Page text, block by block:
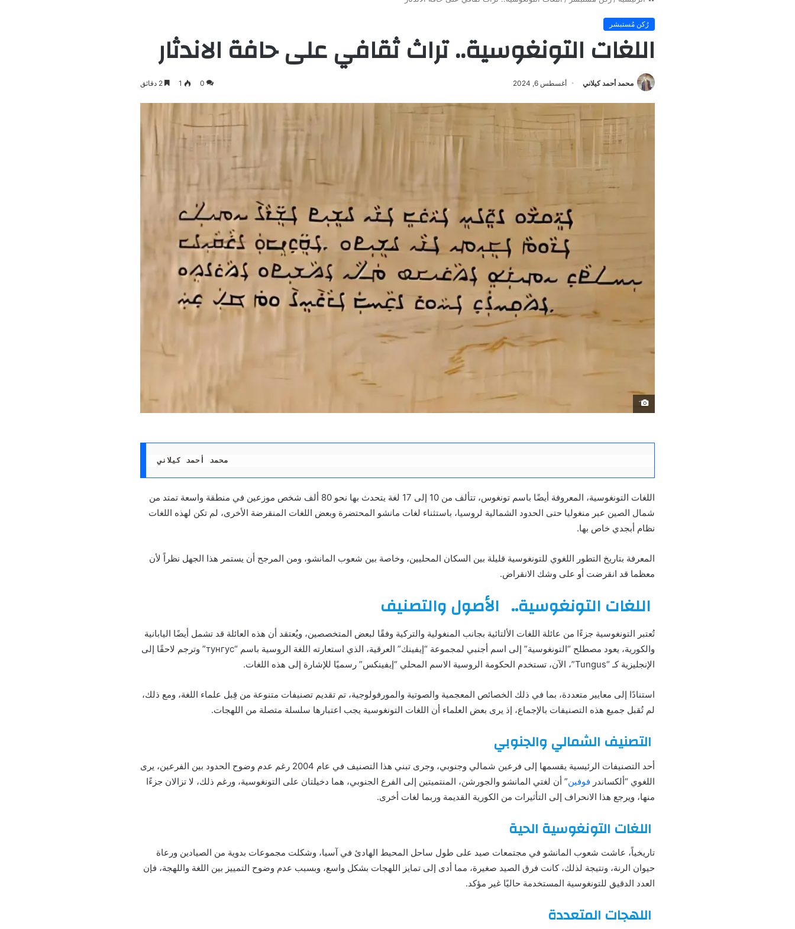
رُكن مُستبشر
اللغات التونغوسية.. تراث ثقافي على حافة الاندثار
محمد أحمد كيلاني أغسطس 6, 2024 0
1
َ
اللغات التونغوسية، المعروفة أيضًا باسم تونغوس، تتألف من 10 إلى 17 لغة يتحدث بها نحو 80 ألف شخص موزعين في منطقة واسعة تمتد من
شمال الصين عبر منغوليا حتى الحدود الشمالية لروسيا، باستثناء لغات مانشو المحتضرة وبعض اللغات المنقرضة الأخرى، لم تكن لهذه اللغات
نظام أبجدي خاص بها.
المعرفة بتاريخ التطور اللغوي للتونغوسية قليلة بين السكان المحليين، وخاصة بين شعوب المانشو، ومن المرجح أن يستمر هذا الجهل نظراً لأن
معظما قد انقرضت أو على وشك الانقراض.
اللغات التونغوسية.. الأصول والتصنيف
تُعتبر التونغوسية جزءًا من عائلة اللغات الألتائية بجانب المنغولية والتركية وفقًا لبعض المتخصصين، ويُعتقد أن هذه العائلة قد تشمل أيضًا اليابانية
والكورية، يعود مصطلح “التونغوسية” إلى اسم أجنبي لمجموعة “إيفينك” العرقية، الذي استعارته اللغة الروسية باسم “тунгус” وترجم لاحقًا إلى
الإنجليزية كـ “Tungus”، الآن، تستخدم الحكومة الروسية الاسم المحلي “إيفينكس” رسميًا للإشارة إلى هذه اللغات.
استنادًا إلى معايير متعددة، بما في ذلك الخصائص المعجمية والصوتية والمورفولوجية، تم تقديم تصنيفات متنوعة من قِبل علماء اللغة، ومع ذلك،
لم تُقبل جميع هذه التصنيفات بالإجماع، إذ يرى بعض العلماء أن اللغات التونغوسية يجب اعتبارها سلسلة متصلة من اللهجات.
التصنيف الشمالي والجنوبي
أحد التصنيفات الرئيسية يقسمها إلى فرعين شمالي وجنوبي، وجرى تبني هذا التصنيف في عام 2004 رغم عدم وضوح الحدود بين الفرعين، يرى
اللغوي “ألكساندر فوفين” أن لغتي المانشو والجورشن، المنتميتين إلى الفرع الجنوبي، هما دخيلتان على التونغوسية، ورغم ذلك، لا تزالان جزءًا
منها، ويرجع هذا الانحراف إلى التأثيرات من الكورية القديمة وربما لغات أخرى.
اللغات التونغوسية الحية
تاريخياً، عاشت شعوب المانشو في مجتمعات صيد على طول ساحل المحيط الهادئ في آسيا، وشكلت مجموعات بدوية من الصيادين ورعاة
حيوان الرنة، ونتيجة لذلك، كانت فرق الصيد صغيرة، مما أدى إلى تمايز اللهجات بشكل واسع، وبسبب عدم وضوح التمييز بين اللغة واللهجة، فإن
العدد الدقيق للتونغوسية المستخدمة حاليًا غير مؤكد.
اللهجات المتعددة